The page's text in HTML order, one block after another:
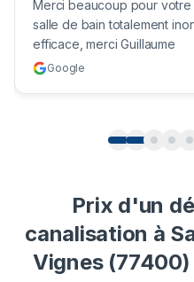
Merci beaucoup pour
salle de bain totalement
efficace, merci Guillaume
Google
Prix d'un
canalisation à
Vignes